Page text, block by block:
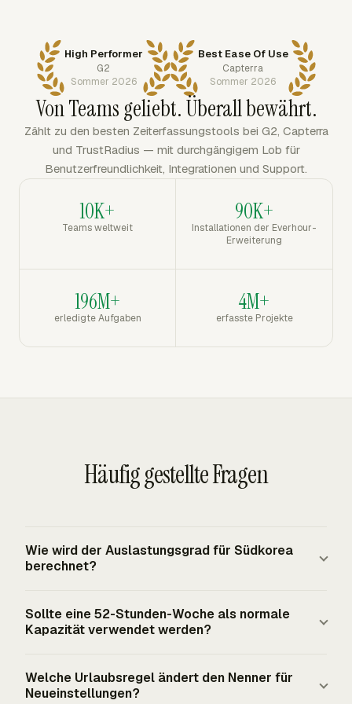
High Performer
G2
Sommer 2026
Best Ease Of Use
Capterra
Sommer 2026
Von Teams geliebt. Überall bewährt.
Zählt zu den besten Zeiterfassungstools bei G2, Capterra
und TrustRadius — mit durchgängigem Lob für
Benutzerfreundlichkeit, Integrationen und Support.
10K+
Teams weltweit
90K+
Installationen der Everhour-
Erweiterung
196M+
erledigte Aufgaben
4M+
erfasste Projekte
Häufig gestellte Fragen
Wie wird der Auslastungsgrad für Südkorea
berechnet?
geteilt durch verfügbare Stunden, multipliziert mit 100.
Für Südkorea ist ein üblicher jährlicher Ausgangspunkt
Woche, bevor Jahresurlaub, beobachtete gesetzliche
Sollte eine 52-Stunden-Woche als normale
Kapazität verwendet werden?
zu 12 Stunden pro Woche, wodurch 52 Stunden eine
Welche Urlaubsregel ändert den Nenner für
Neueinstellungen?